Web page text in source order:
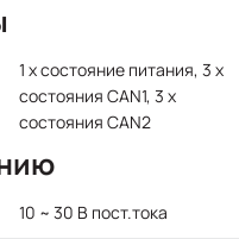
1 x состояние питания, 3 x
состояния CAN1, 3 x
состояния CAN2
10 ~ 30 В пост.тока